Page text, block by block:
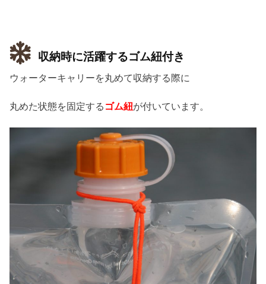
収納時に活躍するゴム紐付き
ウォーターキャリーを丸めて収納する際に
丸めた状態を固定する ゴム紐が付いています。